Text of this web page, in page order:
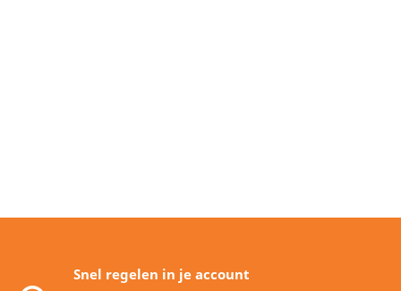
Snel regelen in je account